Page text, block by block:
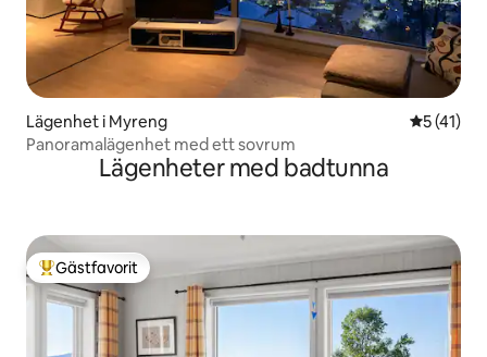
Lägenhet i Myreng 5 av 5 i
5 (41)
Panoramalägenhet med ett sovrum
Lägenheter med badtunna
Populär gästfavorit
Gästfavorit